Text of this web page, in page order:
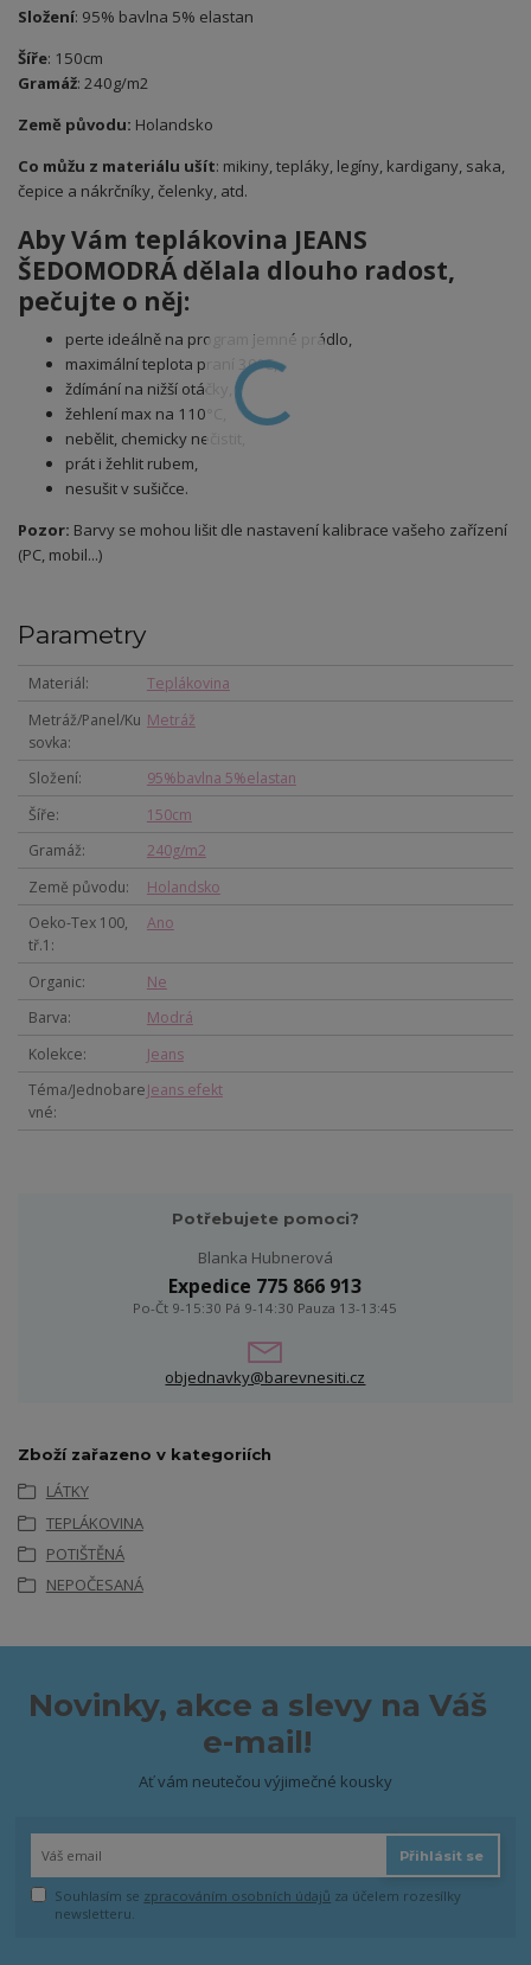
Složení: 95% bavlna 5% elastan
Šíře: 150cm
Gramáž: 240g/m2
Země původu: Holandsko
Co můžu z materiálu ušít: mikiny, tepláky, legíny, kardigany, saka,
čepice a nákrčníky, čelenky, atd.
Aby Vám teplákovina JEANS
ŠEDOMODRÁ dělala dlouho radost,
pečujte o něj:
perte ideálně na program jemné prádlo,
maximální teplota praní 30°C,
ždímání na nižší otáčky,
žehlení max na 110°C,
nebělit, chemicky nečistit,
prát i žehlit rubem,
nesušit v sušičce.
Pozor: Barvy se mohou lišit dle nastavení kalibrace vašeho zařízení
(PC, mobil...)
Parametry
Materiál
Teplákovina
Metráž/Panel/Ku
sovka
Metráž
Složení
95%bavlna 5%elastan
Šíře
150cm
Gramáž
240g/m2
Země původu
Holandsko
Oeko-Tex 100,
tř.1
Ano
Organic
Ne
Barva
Modrá
Kolekce
Jeans
Téma/Jednobare
vné
Jeans efekt
Potřebujete pomoci?
Blanka Hubnerová
Expedice 775 866 913
Po-Čt 9-15:30 Pá 9-14:30 Pauza 13-13:45
objednavky@barevnesiti.cz
Zboží zařazeno v kategoriích
LÁTKY
TEPLÁKOVINA
POTIŠTĚNÁ
NEPOČESANÁ
Novinky, akce a slevy na Váš
e-mail!
Ať vám neutečou výjimečné kousky
Přihlásit se
Souhlasím se zpracováním osobních údajů za účelem rozesílky
newsletteru.